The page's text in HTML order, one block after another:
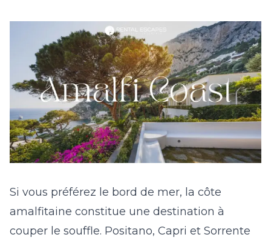
Si vous préférez le bord de mer, la côte
amalfitaine constitue une destination à
couper le souffle. Positano, Capri et Sorrente